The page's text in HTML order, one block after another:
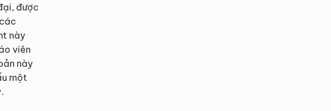
được
này
viên
này
một